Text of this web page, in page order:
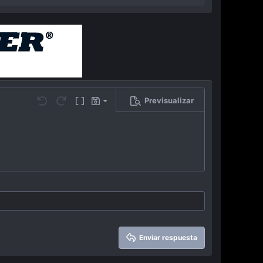
Undo Redo Toggle BB code
Borradores
Guardar borrador
Previsualizar
Enviar respuesta